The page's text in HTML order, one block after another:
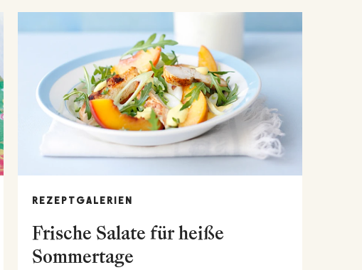
REZEPTGALERIEN
Frische Salate für heiße
Sommertage